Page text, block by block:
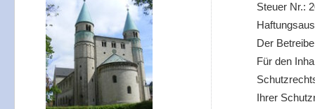
Steuer Nr.:
Der
Für den
Ihrer